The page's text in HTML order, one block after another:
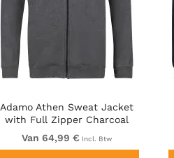
Adamo Athen Sweat Jacket
with Full Zipper Charcoal
Van 64,99 € Incl. Btw